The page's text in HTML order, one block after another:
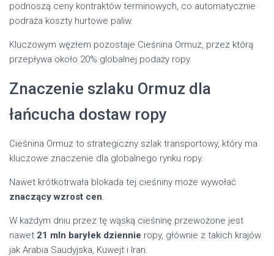
podnoszą ceny kontraktów terminowych, co automatycznie
podraża koszty hurtowe paliw.
Kluczowym węzłem pozostaje Cieśnina Ormuz, przez którą
przepływa około 20% globalnej podaży ropy.
Znaczenie szlaku Ormuz dla
łańcucha dostaw ropy
Cieśnina Ormuz to strategiczny szlak transportowy, który ma
kluczowe znaczenie dla globalnego rynku ropy.
Nawet krótkotrwała blokada tej cieśniny może wywołać
znaczący wzrost cen.
W każdym dniu przez tę wąską cieśninę przewożone jest
nawet 21 mln baryłek dziennie ropy, głównie z takich krajów
jak Arabia Saudyjska, Kuwejt i Iran.